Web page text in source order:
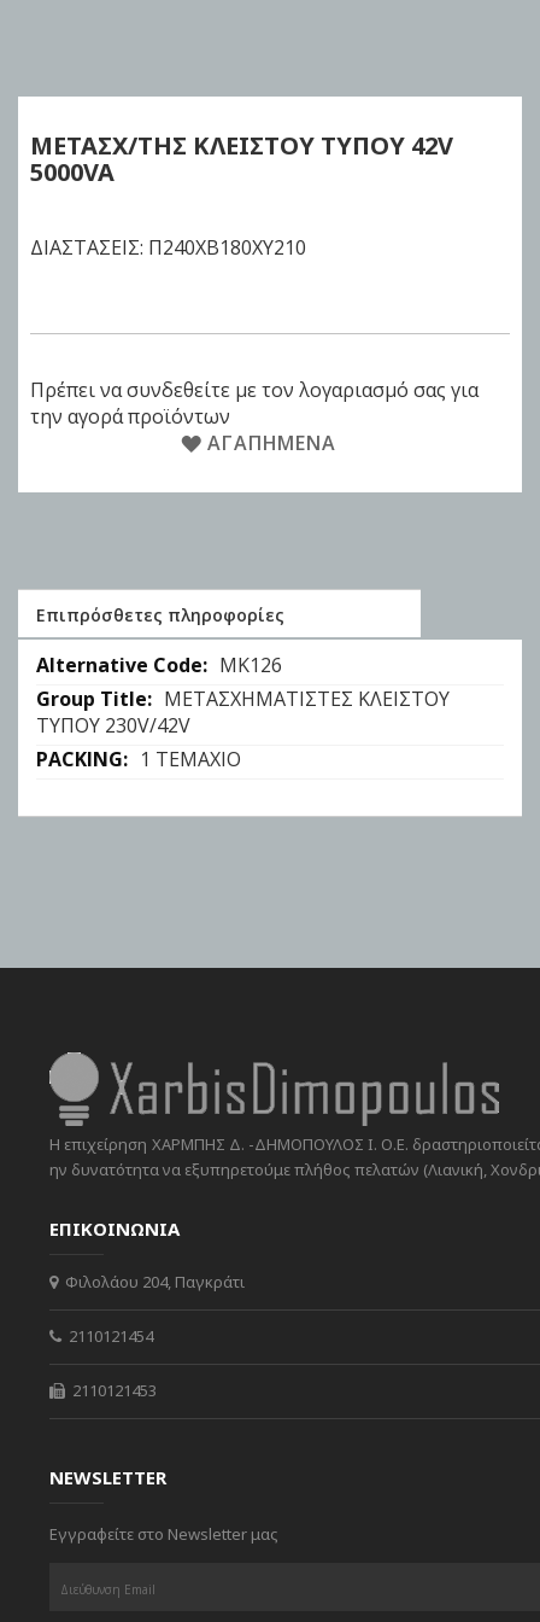
beginning
the
images
ΜΕΤΑΣΧ/ΤΗΣ ΚΛΕΙΣΤΟΥ ΤΥΠΟΥ 42V
5000VA
ΔΙΑΣΤΑΣΕΙΣ: Π240XΒ180XΥ210
Πρέπει να συνδεθείτε με τον λογαριασμό σας για
την αγορά προϊόντων
ΑΓΑΠΗΜΈΝΑ
Επιπρόσθετες πληροφορίες
Επιπρόσθετες
πληροφορίες
ΜΚ126
ΜΕΤΑΣΧΗΜΑΤΙΣΤΕΣ ΚΛΕΙΣΤΟΥ
ΤΥΠΟΥ 230V/42V
1 ΤΕΜΑΧΙΟ
Η επιχείρηση ΧΑΡΜΠΗΣ Δ. -ΔΗΜΟΠΟΥΛΟΣ Ι. Ο.Ε.
ην δυνατότητα να εξυπηρετούμε πλήθος πελατών (Λιανική,
ΕΠΙΚΟΙΝΩΝΙΑ
Φιλολάου 204, Παγκράτι
2110121454
2110121453
NEWSLETTER
Εγγραφείτε στο Newsletter μας